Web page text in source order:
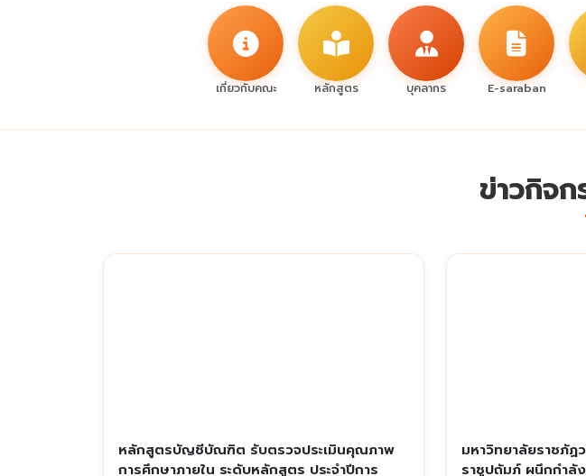
เกี่ยวกับคณะ หลักสูตร บุคลากร E-saraban
ข่าวกิจ
หลักสูตรบัญชีบัณฑิต รับตรวจประเมินคุณภาพ
การศึกษาภายใน ระดับหลักสูตร ประจำปีการ
มหาวิทยาลัยราชภัฏ
ราชูปถัมภ์ ผนึกกำลั